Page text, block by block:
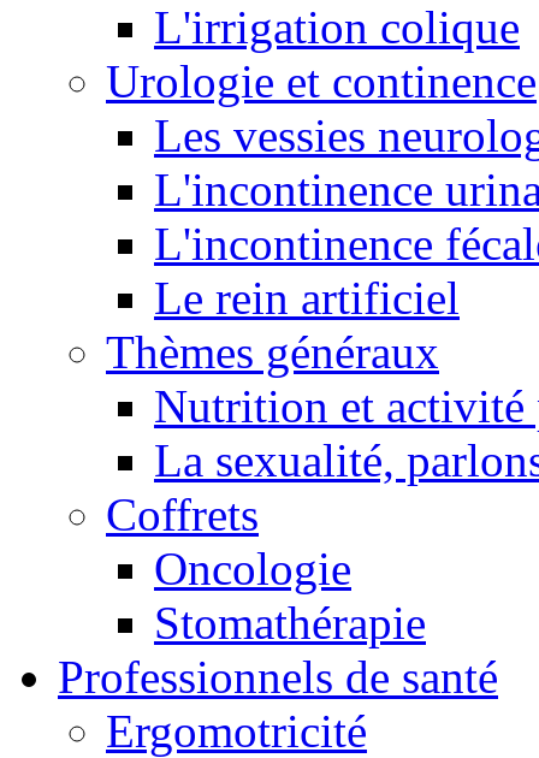
L'irrigation colique
Urologie et continence
Les vessies
L'incontinence
L'incontinence
Le rein artificiel
Thèmes généraux
Nutrition et activité
La sexualité,
Coffrets
Oncologie
Stomathérapie
Professionnels de santé
Ergomotricité